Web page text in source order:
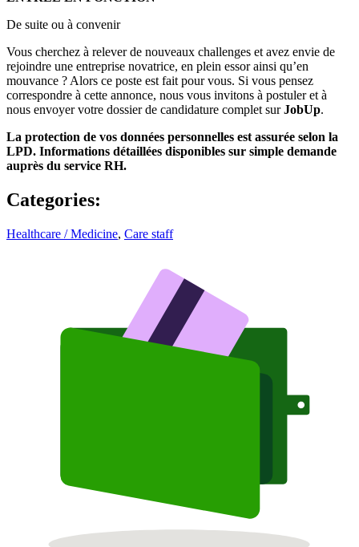
De suite ou à convenir
Vous cherchez à relever de nouveaux challenges et avez envie de
rejoindre une entreprise novatrice, en plein essor ainsi qu’en
mouvance ? Alors ce poste est fait pour vous. Si vous pensez
correspondre à cette annonce, nous vous invitons à postuler et à
nous envoyer votre dossier de candidature complet surJobUp.
La protection de vos données personnelles est assurée selon la
LPD. Informations détaillées disponibles sur simple demande
auprès du service RH.
Categories:
Healthcare / Medicine, Care staff